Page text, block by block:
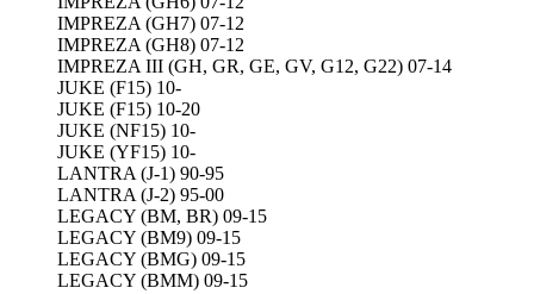
IMPREZA (GH7) 07-12
IMPREZA (GH8) 07-12
IMPREZA III (GH, GR, GE, GV, G12, G22) 07-14
JUKE (F15) 10-
JUKE (F15) 10-20
JUKE (NF15) 10-
JUKE (YF15) 10-
LANTRA (J-1) 90-95
LANTRA (J-2) 95-00
LEGACY (BM, BR) 09-15
LEGACY (BM9) 09-15
LEGACY (BMG) 09-15
LEGACY (BMM) 09-15